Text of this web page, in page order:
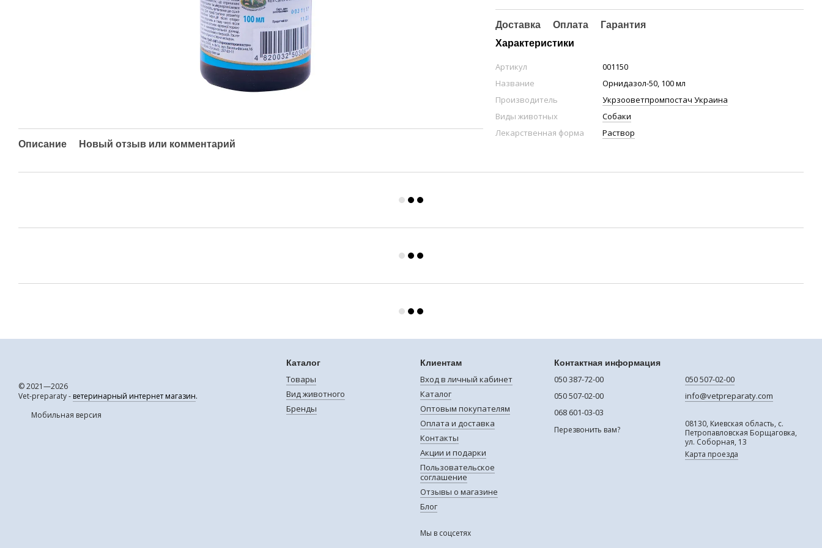
Описание Новый отзыв или комментарий
Доставка Оплата
Гарантия
Характеристики
Артикул
001150
Название
Орнидазол-50, 100 мл
Производитель
Укрзооветпромпостач Украина
Виды животных
Собаки
Лекарственная форма
Раствор
© 2021—2026
Vet-preparaty - ветеринарный интернет магазин.
Мобильная версия
Каталог
Товары
Вид животного
Бренды
Клиентам
Вход в личный кабинет
Каталог
Оптовым покупателям
Оплата и доставка
Контакты
Акции и подарки
Пользовательское
соглашение
Отзывы о магазине
Блог
Мы в соцсетях
Контактная информация
050 387-72-00
050 507-02-00
068 601-03-03
Перезвонить вам?
050 507-02-00
info@vetpreparaty.com
08130, Киевская область, с.
Петропавловская Борщаговка,
ул. Соборная, 13
Карта проезда